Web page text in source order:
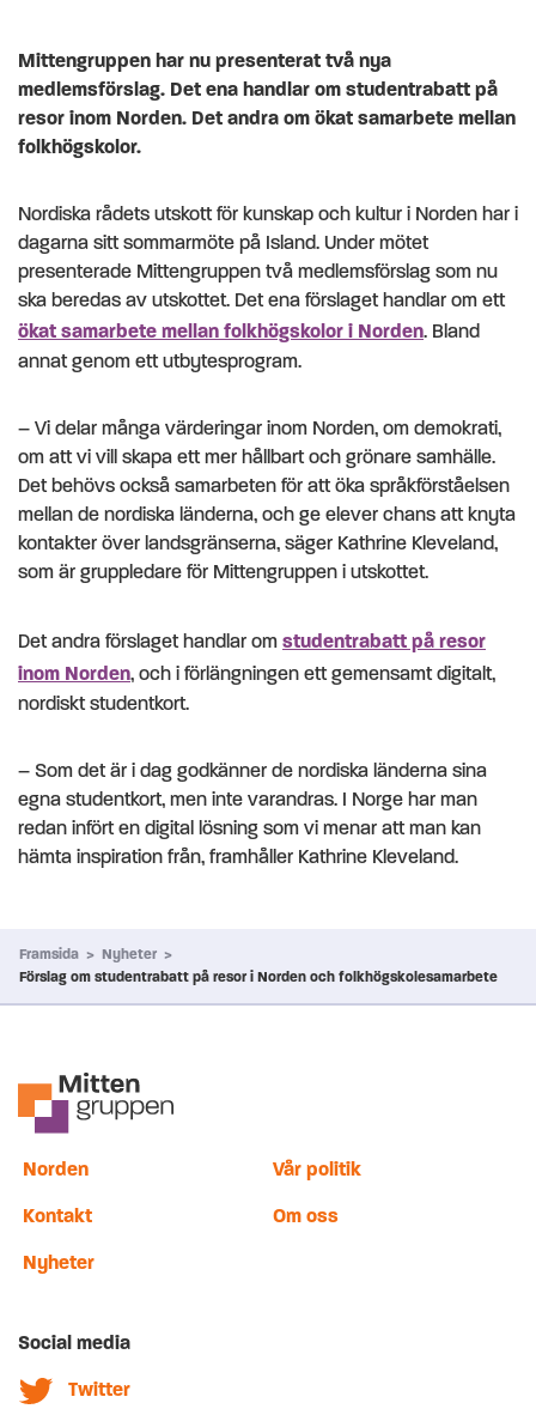
Mittengruppen har nu presenterat två nya
medlemsförslag. Det ena handlar om studentrabatt på
resor inom Norden. Det andra om ökat samarbete mellan
folkhögskolor.
Nordiska rådets utskott för kunskap och kultur i Norden har i
dagarna sitt sommarmöte på Island. Under mötet
presenterade Mittengruppen två medlemsförslag som nu
ska beredas av utskottet. Det ena förslaget handlar om ett
ökat samarbete mellan folkhögskolor i Norden. Bland
annat genom ett utbytesprogram.
– Vi delar många värderingar inom Norden, om demokrati,
om att vi vill skapa ett mer hållbart och grönare samhälle.
Det behövs också samarbeten för att öka språkförståelsen
mellan de nordiska länderna, och ge elever chans att knyta
kontakter över landsgränserna, säger Kathrine Kleveland,
som är gruppledare för Mittengruppen i utskottet.
Det andra förslaget handlar om studentrabatt på resor
inom Norden, och i förlängningen ett gemensamt digitalt,
nordiskt studentkort.
– Som det är i dag godkänner de nordiska länderna sina
egna studentkort, men inte varandras. I Norge har man
redan infört en digital lösning som vi menar att man kan
hämta inspiration från, framhåller Kathrine Kleveland.
Framsida > Nyheter >
Förslag om studentrabatt på resor i Norden och folkhögskolesamarbete
Norden Vår politik
Kontakt Om oss
Nyheter
Social media
Twitter